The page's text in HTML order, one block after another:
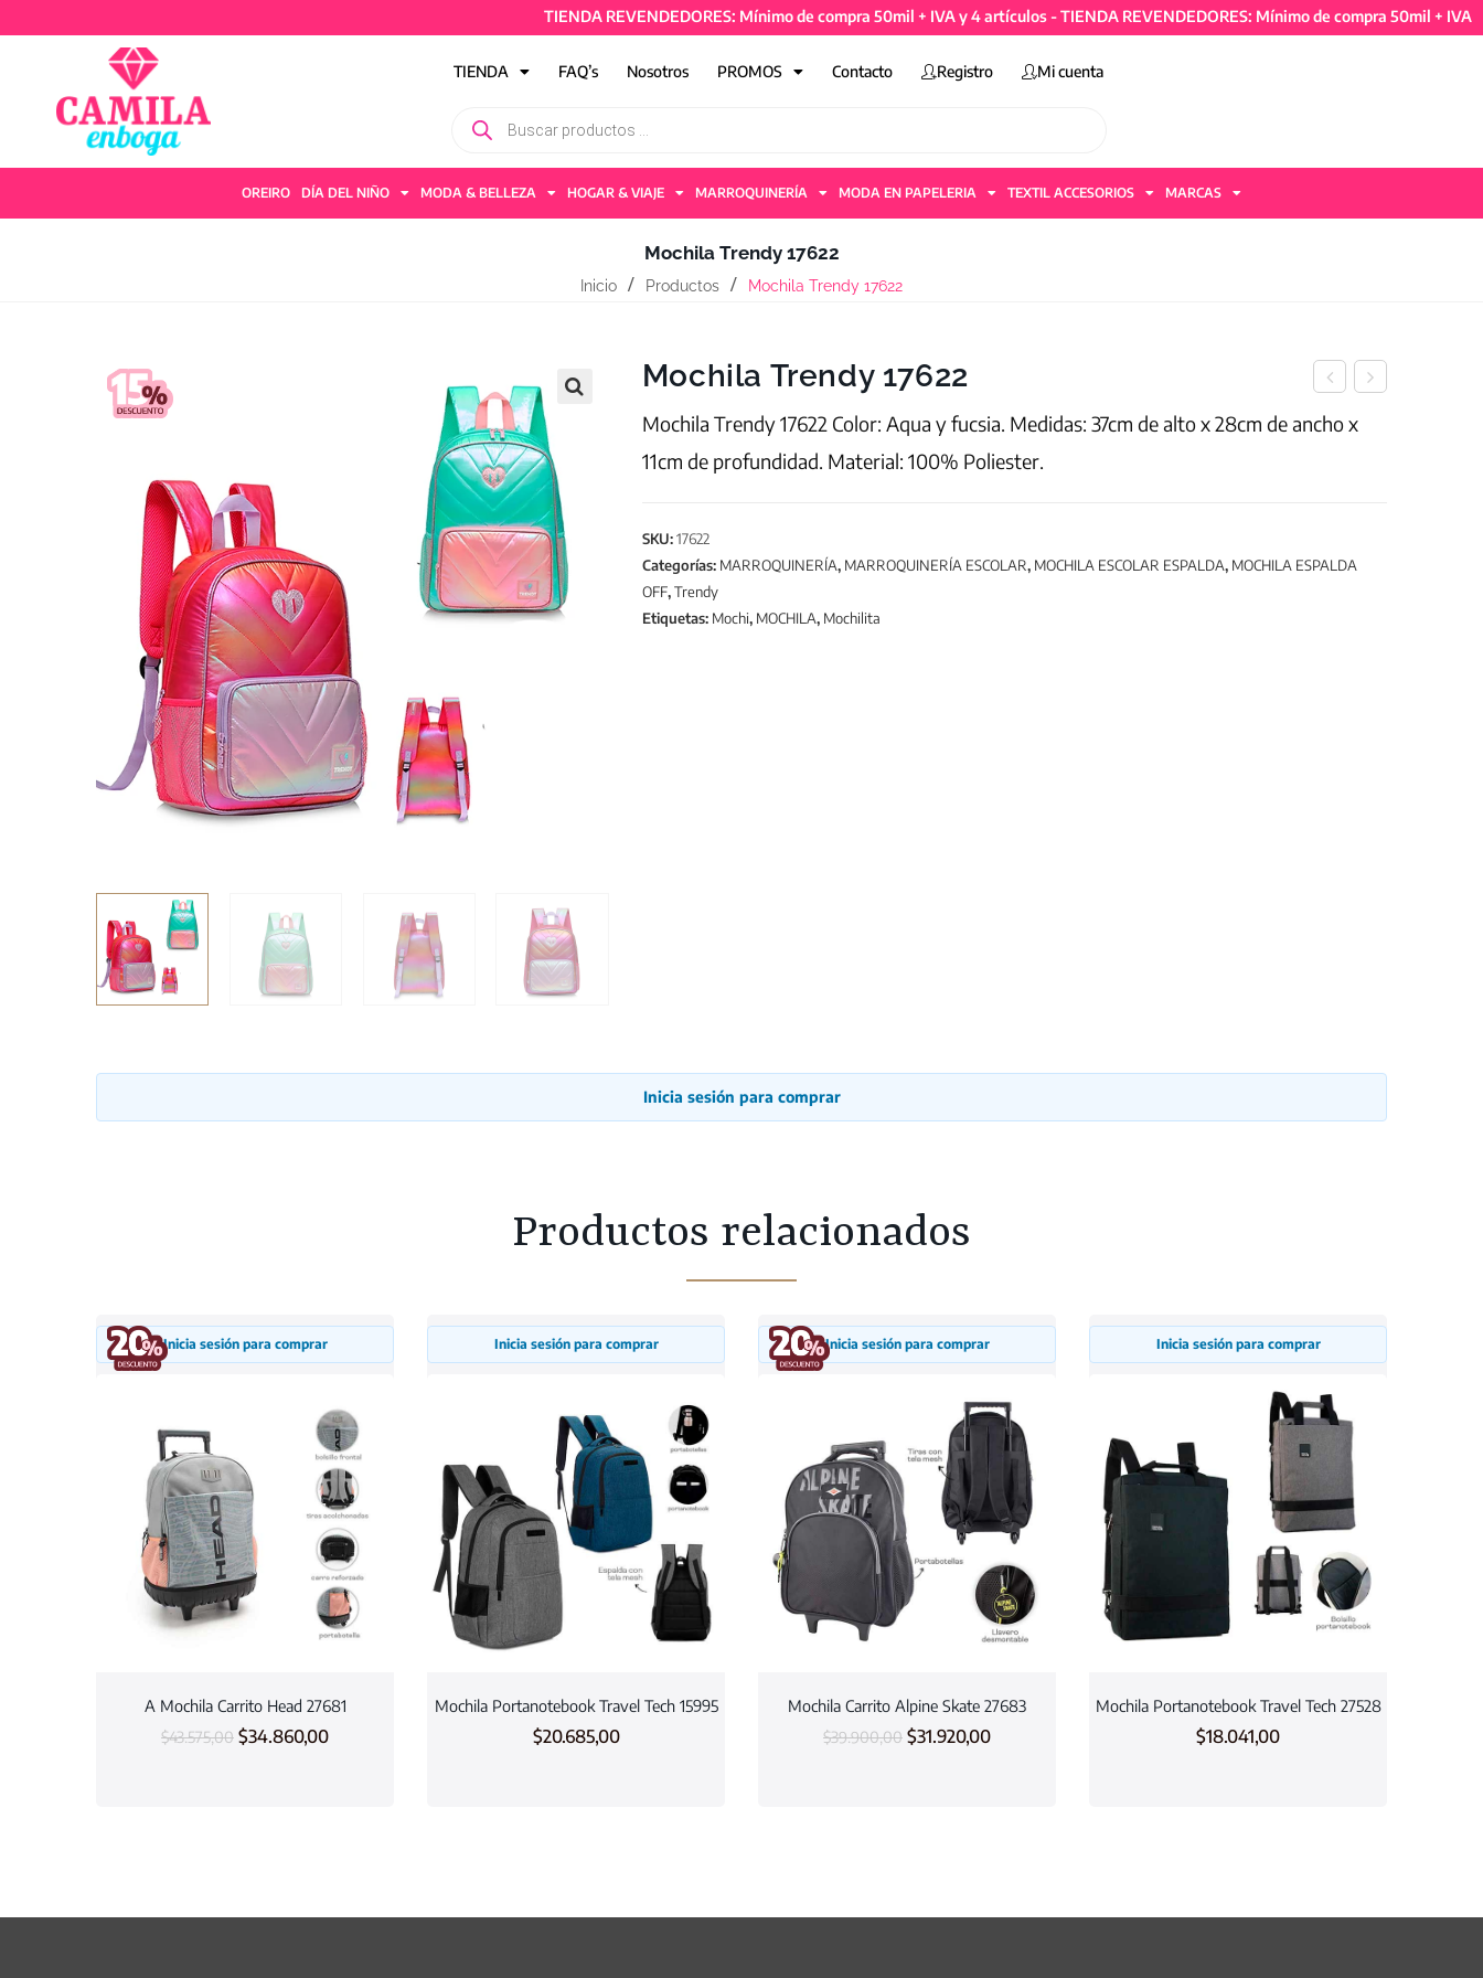
TIENDA REVENDEDORES: Mínimo de compra 50mil + IVA y 4 artículos - TIENDA REVENDEDORES: Mínimo de compra 50mil + IVA y
TIENDA FAQ’s Nosotros PROMOS Contacto Registro Mi cuenta
OREIRO DÍA DEL NIÑO MODA & BELLEZA HOGAR & VIAJE MARROQUINERÍA MODA EN PAPELERIA TEXTIL ACCESORIOS MARCAS
Mochila Trendy 17622
Inicio Productos Mochila Trendy 17622
Mochila Trendy 17622
Mochila Trendy 17622 Color: Aqua y fucsia. Medidas: 37cm de alto x 28cm de ancho x
11cm de profundidad. Material: 100% Poliester.
SKU:17622
Categorías: MARROQUINERÍA, MARROQUINERÍA ESCOLAR, MOCHILA ESCOLAR ESPALDA, MOCHILA ESPALDA
OFF,Trendy
Etiquetas: Mochi, MOCHILA, Mochilita
Inicia sesión para comprar
Productos relacionados
Inicia sesión para comprar
A Mochila Carrito Head 27681
$43.575,00 $34.860,00
Inicia sesión para comprar
Mochila Portanotebook Travel Tech 15995
$20.685,00
Inicia sesión para comprar
Mochila Carrito Alpine Skate 27683
$39.900,00 $31.920,00
Inicia sesión para comprar
Mochila Portanotebook Travel Tech 27528
$18.041,00